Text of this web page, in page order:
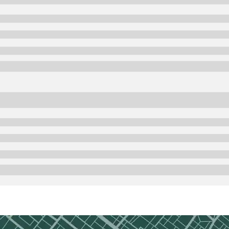
व्यक्तिगत पसंद और फाइनेंशियल लक्ष्यों के आधार पर गोल्ड खरीदने और उसमें निवेश करने के
रखने के लिए.
वाले SGBs.
की अनुमति देता है.
लागत को और बढ़ाता है. मुख्य टैक्स घटकों में शामिल हैं:
स्लैब के आधार पर शॉर्ट-टर्म कैपिटल गेन के रूप में टैक्स लगाया जाता है. अगर तीन वर्षों से
भी पिछली टैक्स देयताओं के अधीन हो सकती है.